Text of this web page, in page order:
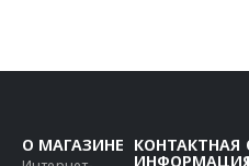
О МАГАЗИНЕ КОНТАКТНАЯ